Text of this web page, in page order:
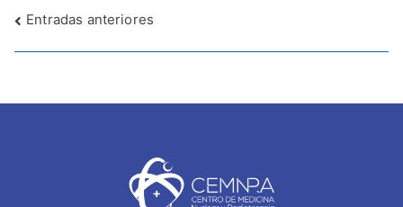
Entradas anteriores